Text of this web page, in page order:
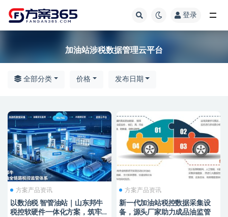
登录
加油站涉税数据管理云平台
全部分类 价格 发布日期
方案产品资讯
以数治税 智管油站｜山东邦牛
税控软硬件一体化方案，筑牢成
方案产品资讯
新一代加油站税控数据采集设
备，源头厂家助力成品油监管